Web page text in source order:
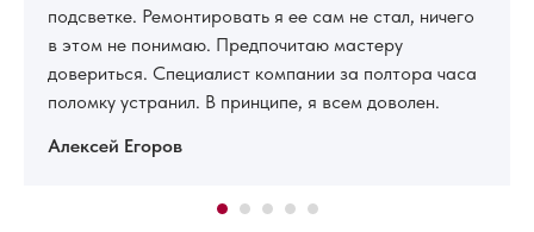
подсветке. Ремонтировать я ее сам не стал, ничего
в этом не понимаю. Предпочитаю мастеру
довериться. Специалист компании за полтора часа
поломку устранил. В принципе, я всем доволен.
Алексей Егоров